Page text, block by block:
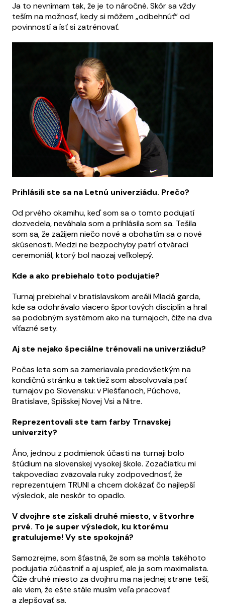
Ja to nevnímam tak, že je to náročné. Skôr sa vždy
teším na možnosť, kedy si môžem „odbehnúť“ od
povinností a ísť si zatrénovať.
Prihlásili ste sa na Letnú univerziádu. Prečo?
Od prvého okamihu, keď som sa o tomto podujatí
dozvedela, neváhala som a prihlásila som sa. Tešila
som sa, že zažijem niečo nové a obohatím sa o nové
skúsenosti. Medzi ne bezpochyby patrí otvárací
ceremoniál, ktorý bol naozaj veľkolepý.
Kde a ako prebiehalo toto podujatie?
Turnaj prebiehal v bratislavskom areáli Mladá garda,
kde sa odohrávalo viacero športových disciplín a hral
sa podobným systémom ako na turnajoch, čiže na dva
víťazné sety.
Aj ste nejako špeciálne trénovali na univerziádu?
Počas leta som sa zameriavala predovšetkým na
kondičnú stránku a taktiež som absolvovala päť
turnajov po Slovensku: v Piešťanoch, Púchove,
Bratislave, Spišskej Novej Vsi a Nitre.
Reprezentovali ste tam farby Trnavskej
univerzity?
Áno, jednou z podmienok účasti na turnaji bolo
štúdium na slovenskej vysokej škole. Zozačiatku mi
takpovediac zväzovala ruky zodpovednosť, že
reprezentujem TRUNI a chcem dokázať čo najlepší
výsledok, ale neskôr to opadlo.
V dvojhre ste získali druhé miesto, v štvorhre
prvé. To je super výsledok, ku ktorému
gratulujeme! Vy ste spokojná?
Samozrejme, som šťastná, že som sa mohla takéhoto
podujatia zúčastniť a aj uspieť, ale ja som maximalista.
Čiže druhé miesto za dvojhru ma na jednej strane teší,
ale viem, že ešte stále musím veľa pracovať
a zlepšovať sa.